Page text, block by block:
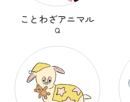
ことわざアニマル
Q